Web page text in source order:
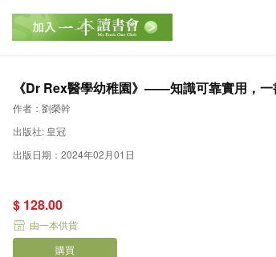
《Dr Rex醫學幼稚園》——知識可靠實用，一
作者：劉榮幹
出版社: 皇冠
出版日期：2024年02月01日
$ 128.00
由一本供貨
購買